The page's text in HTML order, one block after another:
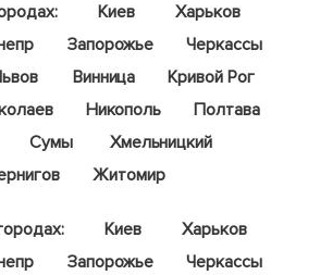
Киев
Харьков
Запорожье
Черкассы
Винница
Кривой Рог
Никополь
Полтава
Сумы
Хмельницкий
Житомир
Киев
Харьков
Запорожье
Черкассы